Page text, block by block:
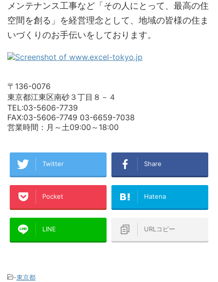
メンテナンス工事など「その人にとって、最高の住
空間を創る」を経営理念として、地域の皆様の住ま
いづくりのお手伝いをしております。
〒136-0076
東京都江東区南砂３丁目８－４
TEL:03-5606-7739
FAX:03-5606-7749 03-6659-7038
営業時間：月～土09:00～18:00
Twitter Share
Pocket Hatena
LINE URLコピー
-東京都